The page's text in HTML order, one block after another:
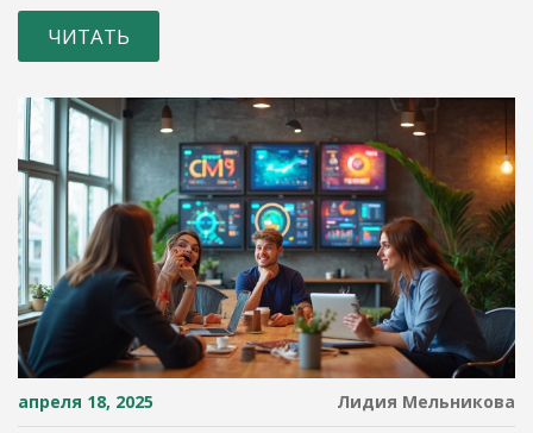
тенденциям рынка. Поделюсь советами для тех, кто
хочет повысить свой доход и работать с
ЧИТАТЬ
апреля 18, 2025 Лидия Мельникова